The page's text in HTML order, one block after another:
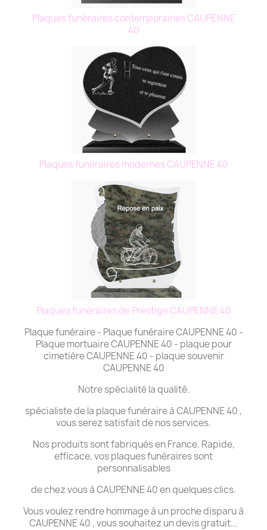
Plaques funéraires contemporaines CAUPENNE
40
Plaques funéraires modernes CAUPENNE 40
Plaques funéraires de Prestige CAUPENNE 40
Plaque funéraire - Plaque funéraire CAUPENNE 40 -
Plaque mortuaire CAUPENNE 40 - plaque pour
cimetière CAUPENNE 40 - plaque souvenir
CAUPENNE 40
Notre spécialité la qualité.
spécialiste de la plaque funéraire à CAUPENNE 40 ,
vous serez satisfait de nos services.
Nos produits sont fabriqués en France. Rapide,
efficace, vos plaques funéraires sont
personnalisables
de chez vous à CAUPENNE 40 en quelques clics.
Vous voulez rendre hommage à un proche disparu à
CAUPENNE 40 , vous souhaitez un devis gratuit...